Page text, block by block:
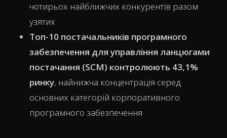
чотирьох найближчих конкурентів разом
узятих
Топ-10 постачальників програмного
забезпечення для управління ланцюгами
постачання (SCM) контролюють 43,1%
ринку, найнижча концентрація серед
основних категорій корпоративного
програмного забезпечення